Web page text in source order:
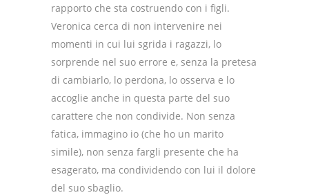
rapporto che sta costruendo con i figli.
Veronica cerca di non intervenire nei
momenti in cui lui sgrida i ragazzi, lo
sorprende nel suo errore e, senza la pretesa
di cambiarlo, lo perdona, lo osserva e lo
accoglie anche in questa parte del suo
carattere che non condivide. Non senza
fatica, immagino io (che ho un marito
simile), non senza fargli presente che ha
esagerato, ma condividendo con lui il dolore
del suo sbaglio.